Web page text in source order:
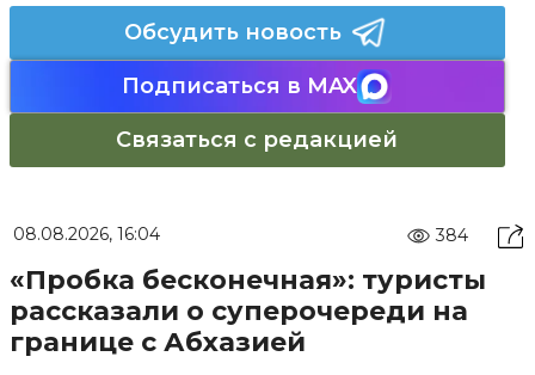
Обсудить новость
Подписаться в MAX
Связаться с редакцией
08.08.2026, 16:04 384
«Пробка бесконечная»: туристы
рассказали о суперочереди на
границе с Абхазией